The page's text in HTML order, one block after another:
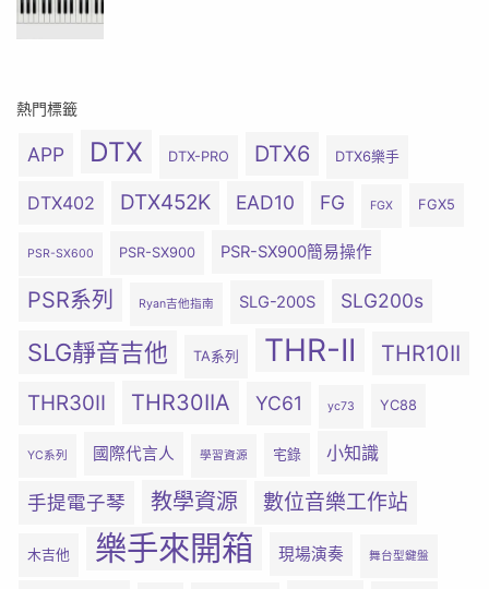
熱門標籤
APP DTX DTX-PRO DTX6 DTX6樂手
DTX402 DTX452K EAD10 FG FGX FGX5
PSR-SX600 PSR-SX900 PSR-SX900簡易操作
PSR系列 Ryan吉他指南 SLG-200S SLG200s
SLG靜音吉他 TA系列 THR-II THR10II
THR30II THR30IIA YC61 yc73 YC88
YC系列 國際代言人 學習資源 宅錄 小知識
手提電子琴 教學資源 數位音樂工作站
木吉他 樂手來開箱 現場演奏 舞台型鍵盤